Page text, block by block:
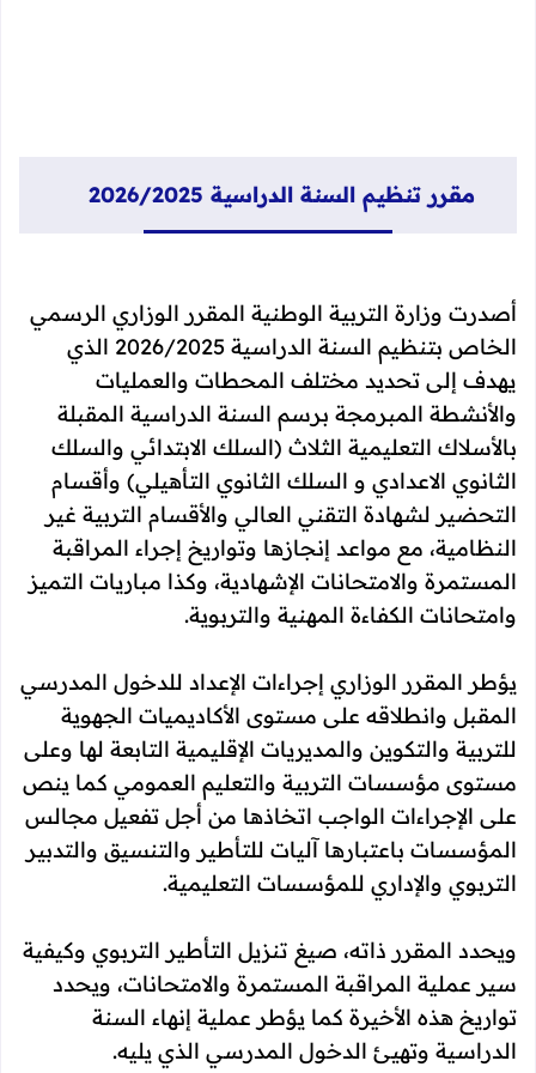
مقرر تنظيم السنة الدراسية 2026/2025
أصدرت وزارة التربية الوطنية المقرر الوزاري الرسمي
الخاص بتنظيم السنة الدراسية 2026/2025 الذي
يهدف إلى تحديد مختلف المحطات والعمليات
والأنشطة المبرمجة برسم السنة الدراسية المقبلة
بالأسلاك التعليمية الثلاث (السلك الابتدائي والسلك
الثانوي الاعدادي و السلك الثانوي التأهيلي) وأقسام
التحضير لشهادة التقني العالي والأقسام التربية غير
النظامية، مع مواعد إنجازها وتواريخ إجراء المراقبة
المستمرة والامتحانات الإشهادية، وكذا مباريات التميز
وامتحانات الكفاءة المهنية والتربوية.
يؤطر المقرر الوزاري إجراءات الإعداد للدخول المدرسي
المقبل وانطلاقه على مستوى الأكاديميات الجهوية
للتربية والتكوين والمديريات الإقليمية التابعة لها وعلى
مستوى مؤسسات التربية والتعليم العمومي كما ينص
على الإجراءات الواجب اتخاذها من أجل تفعيل مجالس
المؤسسات باعتبارها آليات للتأطير والتنسيق والتدبير
التربوي والإداري للمؤسسات التعليمية.
ويحدد المقرر ذاته، صيغ تنزيل التأطير التربوي وكيفية
سير عملية المراقبة المستمرة والامتحانات، ويحدد
تواريخ هذه الأخيرة كما يؤطر عملية إنهاء السنة
الدراسية وتهيئ الدخول المدرسي الذي يليه.